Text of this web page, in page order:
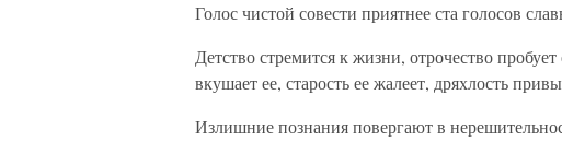
Голос чистой совести приятнее ста голосов
Детство стремится к жизни, отрочество
вкушает ее, старость ее жалеет, дряхлость
Излишние познания повергают в